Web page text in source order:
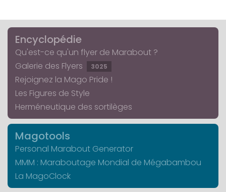
Encyclopédie
Qu'est-ce qu'un flyer de Marabout ?
Galerie des Flyers
3025
Rejoignez la Mago Pride !
Les Figures de Style
Herméneutique des sortilèges
Magotools
Personal Marabout Generator
MMM : Maraboutage Mondial de Mégabambou
La MagoClock